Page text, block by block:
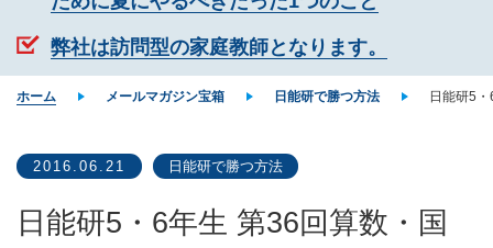
弊社は訪問型の家庭教師となります。
ホーム メールマガジン宝箱 日能研で勝つ方法 日能研5
2016.06.21 日能研で勝つ方法
日能研5・6年生 第36回算数・国